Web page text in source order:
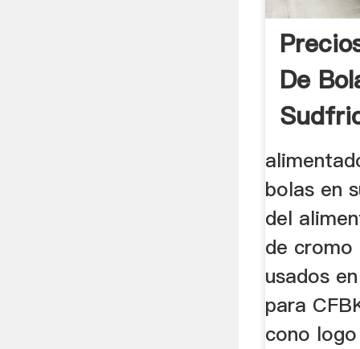
De
bolas en
del
de cromo
usados
para
cono